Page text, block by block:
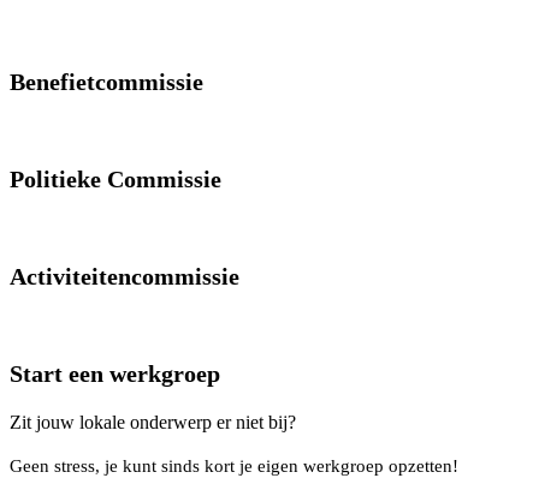
Benefietcommissie
Politieke Commissie
Activiteitencommissie
Start een werkgroep
Zit jouw lokale onderwerp er niet bij?
Geen stress, je kunt sinds kort je eigen werkgroep opzetten!